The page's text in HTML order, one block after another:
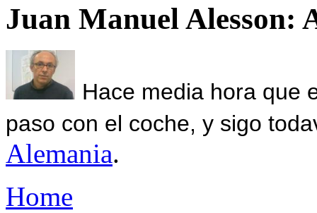
Juan Manuel Alesson:
Hace media hora que
paso con el coche, y sigo
Alemania.
Home